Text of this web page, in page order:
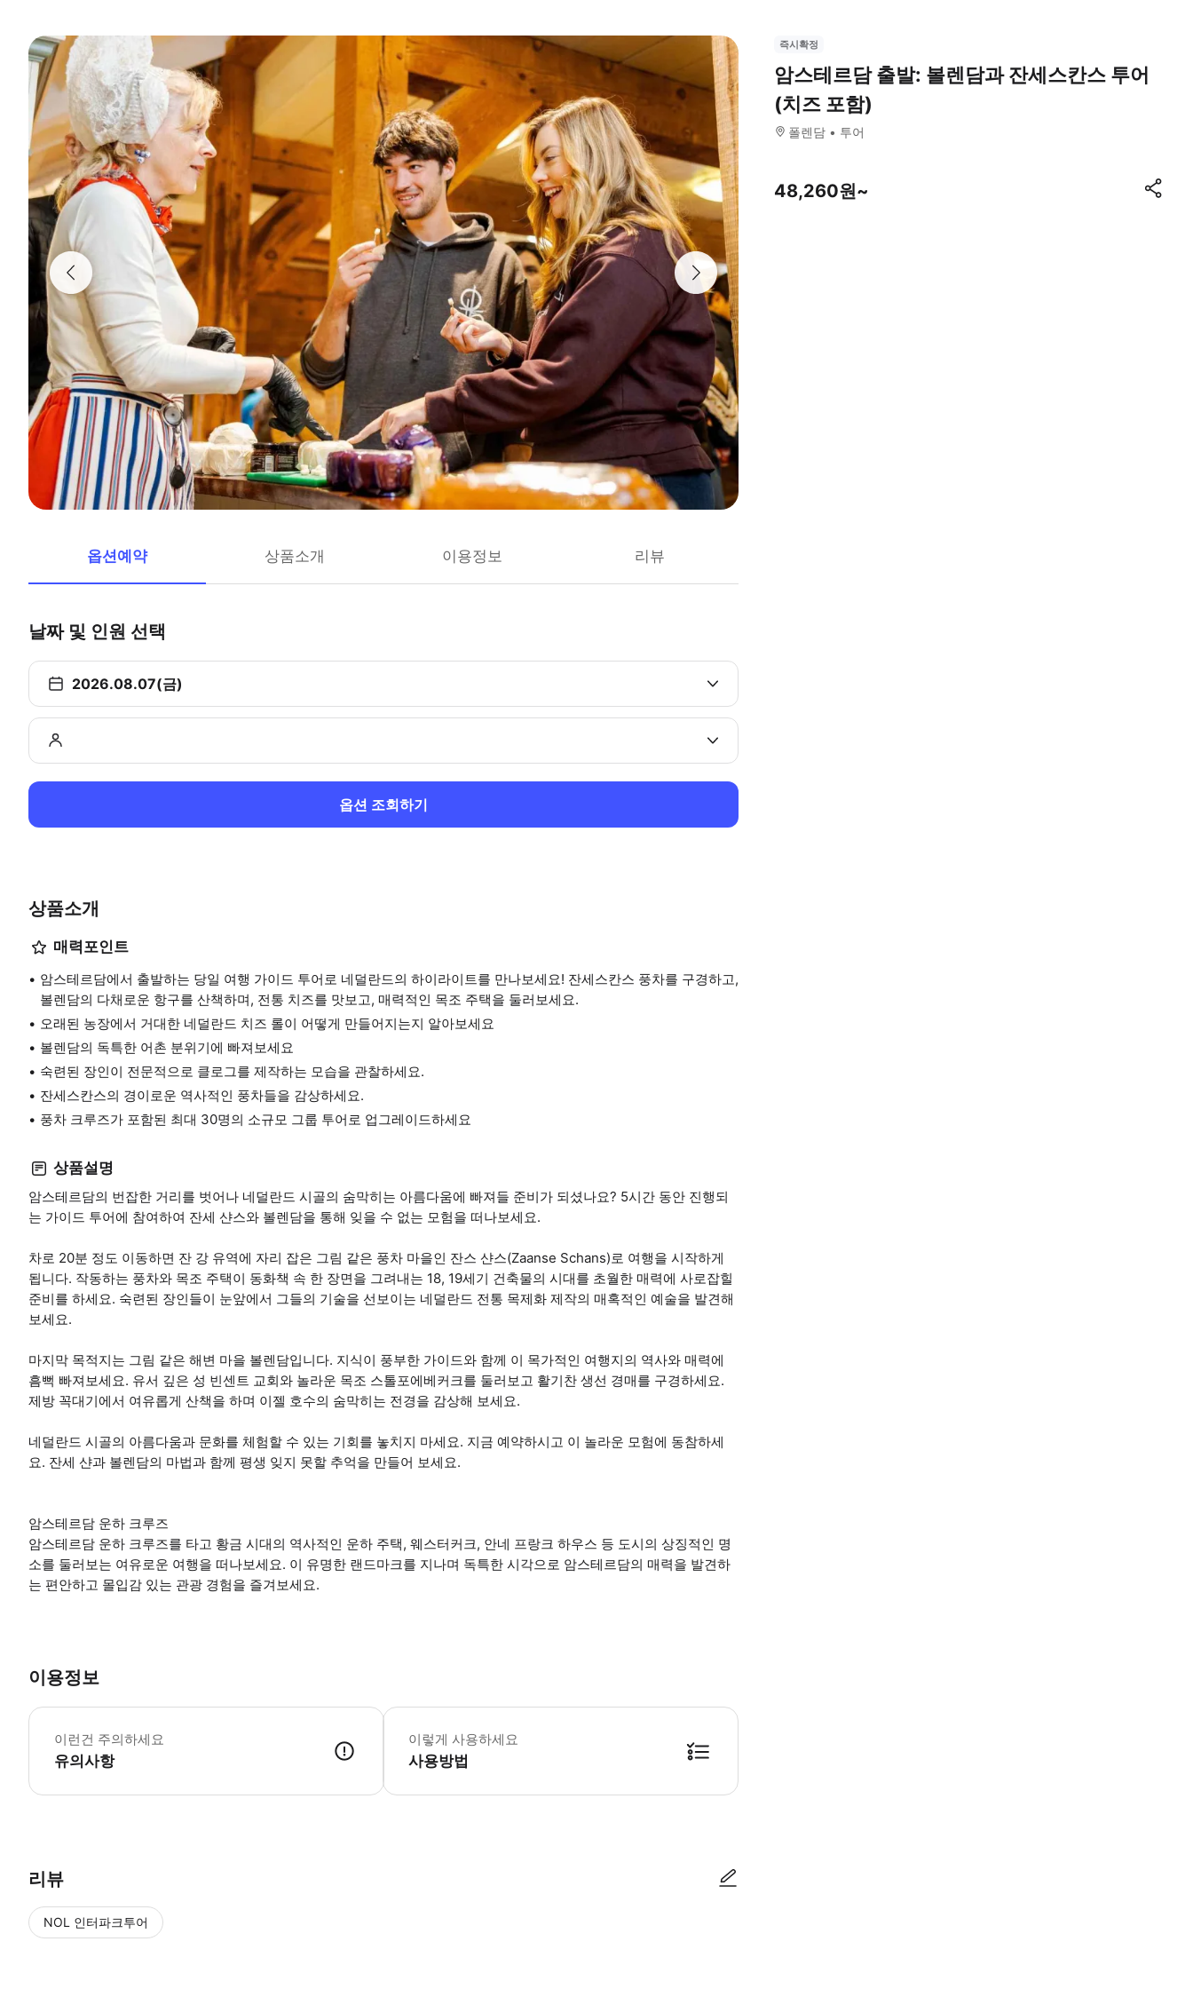
옵션예약 상품소개 이용정보 리뷰
날짜 및 인원 선택
2026.08.07(금)
옵션 조회하기
상품소개
매력포인트
암스테르담에서 출발하는 당일 여행 가이드 투어로 네덜란드의 하이라이트를 만나보세요! 잔세스칸스 풍차를 구경하고,
볼렌담의 다채로운 항구를 산책하며, 전통 치즈를 맛보고, 매력적인 목조 주택을 둘러보세요.
오래된 농장에서 거대한 네덜란드 치즈 롤이 어떻게 만들어지는지 알아보세요
볼렌담의 독특한 어촌 분위기에 빠져보세요
숙련된 장인이 전문적으로 클로그를 제작하는 모습을 관찰하세요.
잔세스칸스의 경이로운 역사적인 풍차들을 감상하세요.
풍차 크루즈가 포함된 최대 30명의 소규모 그룹 투어로 업그레이드하세요
상품설명
암스테르담의 번잡한 거리를 벗어나 네덜란드 시골의 숨막히는 아름다움에 빠져들 준비가 되셨나요? 5시간 동안 진행되
는 가이드 투어에 참여하여 잔세 샨스와 볼렌담을 통해 잊을 수 없는 모험을 떠나보세요.
차로 20분 정도 이동하면 잔 강 유역에 자리 잡은 그림 같은 풍차 마을인 잔스 샨스(Zaanse Schans)로 여행을 시작하게
됩니다. 작동하는 풍차와 목조 주택이 동화책 속 한 장면을 그려내는 18, 19세기 건축물의 시대를 초월한 매력에 사로잡힐
준비를 하세요. 숙련된 장인들이 눈앞에서 그들의 기술을 선보이는 네덜란드 전통 목제화 제작의 매혹적인 예술을 발견해
보세요.
마지막 목적지는 그림 같은 해변 마을 볼렌담입니다. 지식이 풍부한 가이드와 함께 이 목가적인 여행지의 역사와 매력에
흠뻑 빠져보세요. 유서 깊은 성 빈센트 교회와 놀라운 목조 스톨포에베커크를 둘러보고 활기찬 생선 경매를 구경하세요.
제방 꼭대기에서 여유롭게 산책을 하며 이젤 호수의 숨막히는 전경을 감상해 보세요.
네덜란드 시골의 아름다움과 문화를 체험할 수 있는 기회를 놓치지 마세요. 지금 예약하시고 이 놀라운 모험에 동참하세
요. 잔세 샨과 볼렌담의 마법과 함께 평생 잊지 못할 추억을 만들어 보세요.
암스테르담 운하 크루즈
암스테르담 운하 크루즈를 타고 황금 시대의 역사적인 운하 주택, 웨스터커크, 안네 프랑크 하우스 등 도시의 상징적인 명
소를 둘러보는 여유로운 여행을 떠나보세요. 이 유명한 랜드마크를 지나며 독특한 시각으로 암스테르담의 매력을 발견하
는 편안하고 몰입감 있는 관광 경험을 즐겨보세요.
이용정보
이런건 주의하세요
유의사항
체크인은 투어 시작 15분 전에 마감됩니다. 투어 일정은 당일에 따라 달라질 수 있습니다. 본 투어는 상당한 양의 도보 이동과 계단 이용을 포함합니다 현
이렇게 사용하세요
사용방법
리뷰
NOL 인터파크투어
즉시확정
암스테르담 출발: 볼렌담과 잔세스칸스 투어
(치즈 포함)
폴렌담 투어
48,260원~